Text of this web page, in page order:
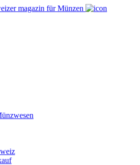
magazin für Münzen